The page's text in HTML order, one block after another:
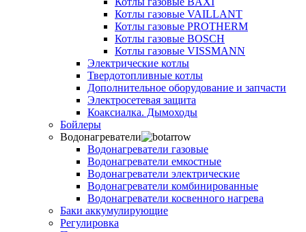
Котлы газовые VAILLANT
Котлы газовые PROTHERM
Котлы газовые BOSCH
Котлы газовые VISSMANN
Электрические котлы
Твердотопливные котлы
Дополнительное оборудование и запчасти
Электросетевая защита
Коаксиалка. Дымоходы
Бойлеры
Водонагреватели
Водонагреватели газовые
Водонагреватели емкостные
Водонагреватели электрические
Водонагреватели комбинированные
Водонагреватели косвенного нагрева
Баки аккумулирующие
Регулировка